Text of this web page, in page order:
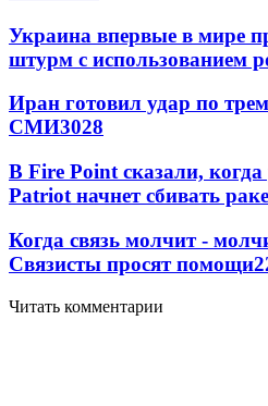
Украина впервые в мире
штурм с использованием
Иран готовил удар по
СМИ3028
В Fire Point сказали,
Patriot начнет сбивать
Когда связь молчит -
Связисты просят помощи
Читать комментарии